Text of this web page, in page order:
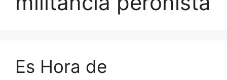
Es Hora de